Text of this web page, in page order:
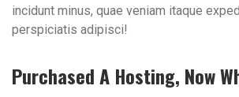
incidunt minus, quae veniam itaque
perspiciatis adipisci!
Purchased A Hosting, Now